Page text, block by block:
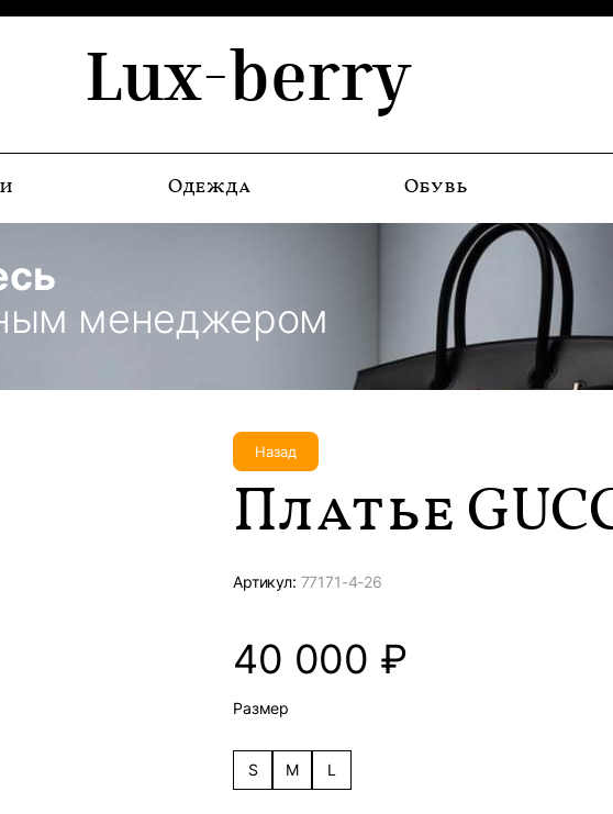
Lux-berry
Одежда Обувь
менеджером
Назад
Платье
Артикул: 77171-4-26
40 000 ₽
Размер
S M L